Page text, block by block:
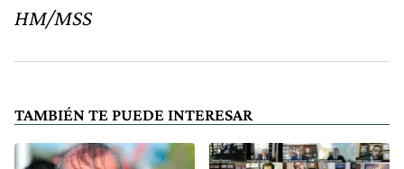
HM/MSS
TAMBIÉN TE PUEDE INTERESAR